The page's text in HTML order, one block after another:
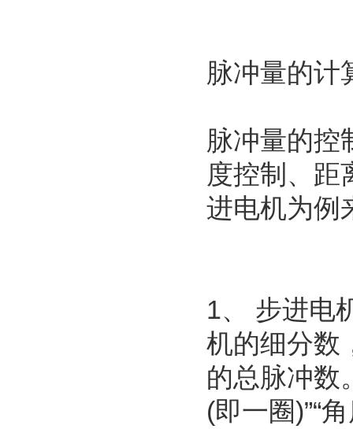
脉冲量的计
脉冲量的控
度控制、距
进电机为例
1、 步进电
机的细分数
的总脉冲数
(即一圈)”“